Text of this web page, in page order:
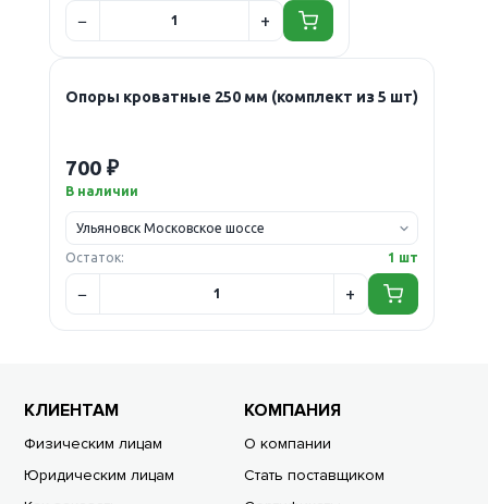
Опоры кроватные 250 мм (комплект из 5 шт)
700 ₽
В наличии
Остаток: 1 шт
КЛИЕНТАМ
Физическим лицам
Юридическим лицам
КОМПАНИЯ
О компании
Стать поставщиком